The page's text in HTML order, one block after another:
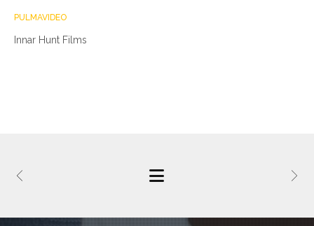
PULMAVIDEO
Innar Hunt Films